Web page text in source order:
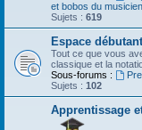
et bobos du musicien
Sujets : 619
Espace
Tout ce que vous
classique et la
Sous-forums :
Sujets : 102
Apprentissage